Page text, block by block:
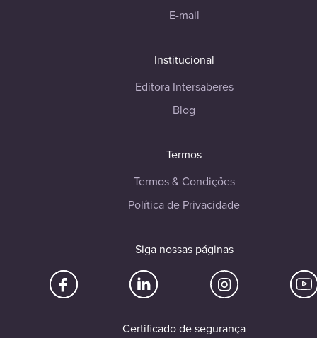
E-mail
Institucional
Editora Intersaberes
Blog
Termos
Termos & Condições
Política de Privacidade
Siga nossas páginas
Certificado de segurança